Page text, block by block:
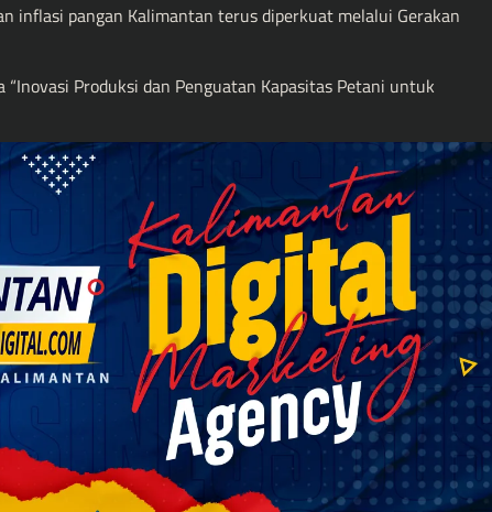
inflasi pangan Kalimantan terus diperkuat melalui Gerakan
Produksi dan Penguatan Kapasitas Petani untuk